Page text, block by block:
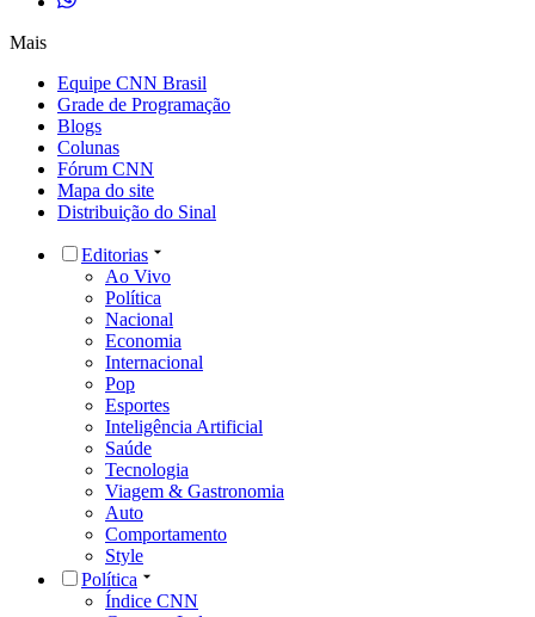
Mais
Equipe CNN Brasil
Grade de Programação
Blogs
Colunas
Fórum CNN
Mapa do site
Distribuição do Sinal
Editorias
Ao Vivo
Política
Nacional
Economia
Internacional
Pop
Esportes
Inteligência Artificial
Saúde
Tecnologia
Viagem & Gastronomia
Auto
Comportamento
Style
Política
Índice CNN